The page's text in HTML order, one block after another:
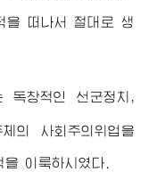
을 떠나서 절대로 생
독창적인 선군정치,
의 사회주의위업을
이룩하시였다.